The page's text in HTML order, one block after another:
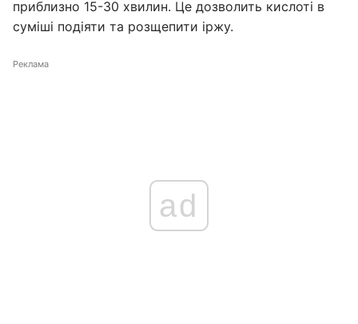
приблизно 15-30 хвилин. Це дозволить кислоті в
суміші подіяти та розщепити іржу.
Реклама
ad